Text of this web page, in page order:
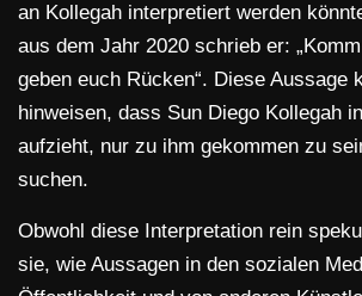
an Kollegah interpretiert werden
aus dem Jahr 2020 schrieb er:
geben euch Rücken“. Diese Aussage
hinweisen, dass Sun Diego Kollegah
aufzieht, nur zu ihm gekommen zu
suchen.
Obwohl diese Interpretation rein
sie, wie Aussagen in den sozialen